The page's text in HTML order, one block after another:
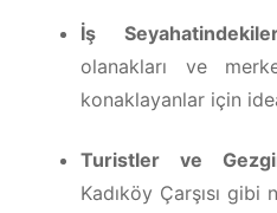
İş
olanakları ve
konaklayanlar için
Turistler ve
Kadıköy Çarşısı gibi